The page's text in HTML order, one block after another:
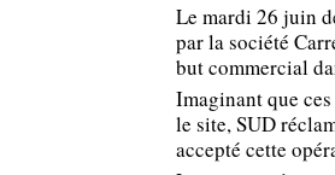
Le mardi 26 juin
par la société
but commercial
Imaginant que ces
le site, SUD
accepté cette